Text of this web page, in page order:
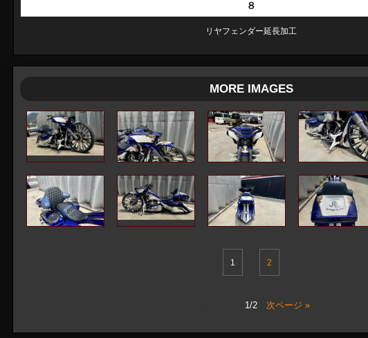
８
リヤフェンダー延長加工
MORE IMAGES
1 2
1/2 次ページ »